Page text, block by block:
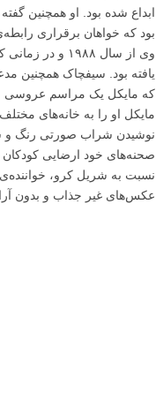
ابداع شده بود. او همچنین
وی از سال
یافته بود. سیفچاک همچنین
که مایکل یک مراسم عروسی
نوشیدن شراب صورتی رنگ و
صحنه‌های خود ارضایی
نسبت به شریل کرو، خواننده‌ی
عکس‌های غیر جذاب و بدون